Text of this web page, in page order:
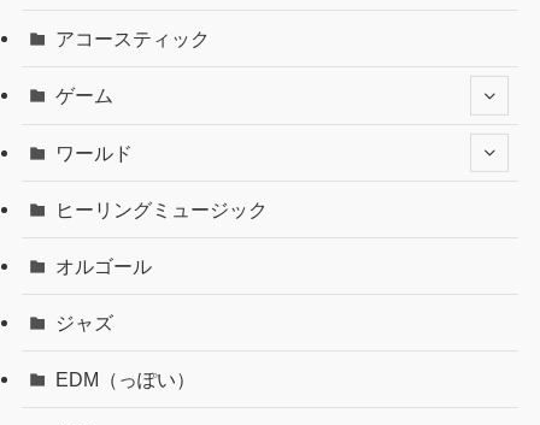
アコースティック
ゲーム
ワールド
ヒーリングミュージック
オルゴール
ジャズ
EDM（っぽい）